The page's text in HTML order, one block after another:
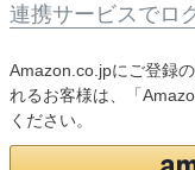
連携サービスでロ
Amazon.co.jpにご登録
れるお客様は、「
ください。